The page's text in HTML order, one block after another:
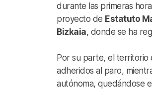
durante las primeras
proyecto de Estatuto
Bizkaia, donde se ha
Por su parte, el territorio
adheridos al paro,
autónoma, quedándose